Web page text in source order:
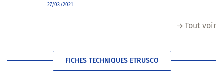
27/03/2021
Tout voir
FICHES TECHNIQUES ETRUSCO